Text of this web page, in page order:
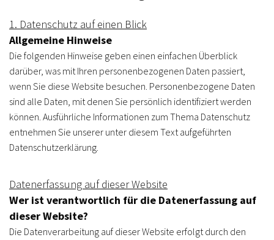
1. Datenschutz auf einen Blick
Allgemeine Hinweise
Die folgenden Hinweise geben einen einfachen Überblick
darüber, was mit Ihren personenbezogenen Daten passiert,
wenn Sie diese Website besuchen. Personenbezogene Daten
sind alle Daten, mit denen Sie persönlich identifiziert werden
können. Ausführliche Informationen zum Thema Datenschutz
entnehmen Sie unserer unter diesem Text aufgeführten
Datenschutzerklärung.
Datenerfassung auf dieser Website
Wer ist verantwortlich für die Datenerfassung auf
dieser Website?
Die Datenverarbeitung auf dieser Website erfolgt durch den